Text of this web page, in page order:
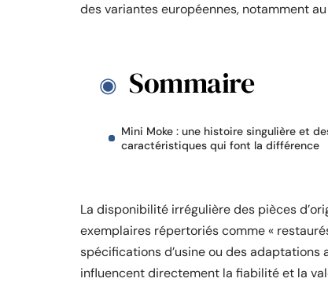
des variantes européennes, notamment
Sommaire
Mini Moke : une histoire singulière et
caractéristiques qui font la différence
La disponibilité irrégulière des pièces
exemplaires répertoriés comme «
spécifications d’usine ou des adaptations
influencent directement la fiabilité et la